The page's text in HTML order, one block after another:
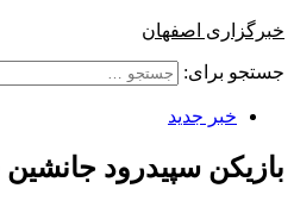
خبرگزاری اصفهان
جستجو برای:
خبر جدید
بازیکن سپیدرود